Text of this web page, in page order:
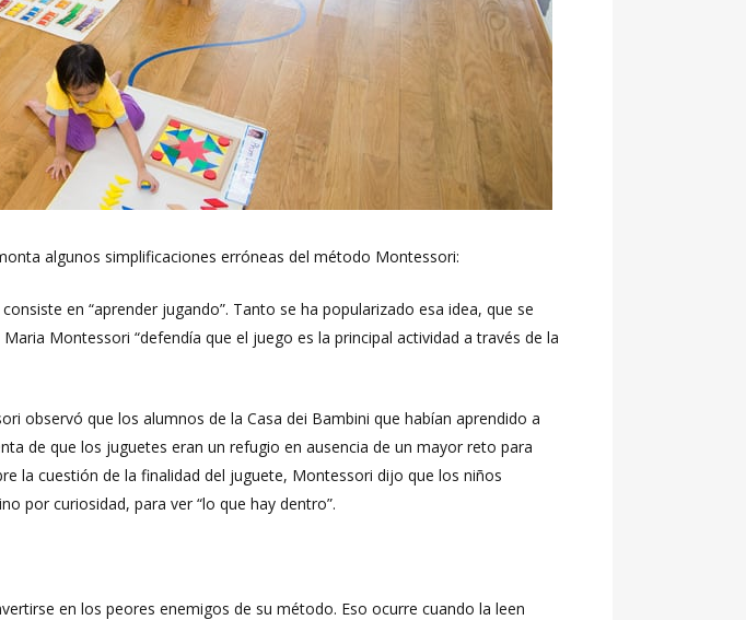
algunos simplificaciones erróneas del método Montessori:
en “aprender jugando”. Tanto se ha popularizado esa idea, que se
Montessori “defendía que el juego es la principal actividad a través de la
observó que los alumnos de la Casa dei Bambini que habían aprendido a
de que los juguetes eran un refugio en ausencia de un mayor reto para
la cuestión de la finalidad del juguete, Montessori dijo que los niños
por curiosidad, para ver “lo que hay dentro”.
en los peores enemigos de su método. Eso ocurre cuando la leen